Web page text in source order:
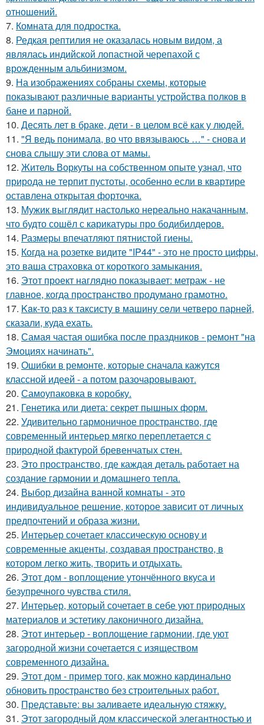
отношeний.
7. Комната для подростка.
8. Редкая рептилия не оказалась новым видом, а
являлась индийской лопастной черепахой с
врожденным альбинизмом.
9. На изображениях собраны схемы, которые
показывают различные варианты устройства полков в
бане и парной.
10. Десять лет в браке, дети - в целом всё как у людей.
11. "Я ведь понимала, во что ввязываюсь …" - снова и
снова слышу эти слова от мамы.
12. Житель Воркуты на собственном опыте узнал, что
природа не терпит пустоты, особенно если в квартире
оставлена открытая форточка.
13. Мужик выглядит настолько нереально накачанным,
что будто сошёл с карикатуры про бодибилдеров.
14. Размеры впечатляют пятнистой гиены.
15. Когда на розетке видите "IP44" - это не просто цифры,
это ваша страховка от короткого замыкания.
16. Этот проект наглядно показывает: метраж - не
главное, когда пространство продумано грамотно.
17. Kaк-то paз к таксисту в машину ceли четверо парней,
сказали, куда ехать.
18. Самая частая ошибка после праздников - ремонт "на
Эмоциях начинать".
19. Ошибки в ремонте, которые сначала кажутся
классной идеей - а потом разочаровывают.
20. Самоупаковка в коробку.
21. Генетика или диета: секрет пышных форм.
22. Удивительно гармоничное пространство, где
современный интерьер мягко переплетается с
природной фактурой бревенчатых стен.
23. Это пространство, где каждая деталь работает на
создание гармонии и домашнего тепла.
24. Выбор дизайна ванной комнаты - это
индивидуальное решение, которое зависит от личных
предпочтений и образа жизни.
25. Интерьер сочетает классическую основу и
современные акценты, создавая пространство, в
котором легко жить, творить и отдыхать.
26. Этот дом - воплощение утончённого вкуса и
безупречного чувства стиля.
27. Интерьер, который сочетает в себе уют природных
материалов и эстетику лаконичного дизайна.
28. Этот интерьер - воплощение гармонии, где уют
загородной жизни сочетается с изяществом
современного дизайна.
29. Этот дом - пример того, как можно кардинально
обновить пространство без строительных работ.
30. Представьте: вы заливаете идеальную стяжку.
31. Этот загородный дом классической элегантностью и